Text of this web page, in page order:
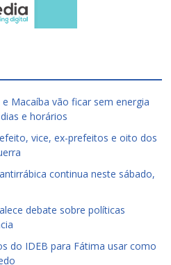
Macaíba vão ficar sem energia
e horários
vice, ex-prefeitos e oito dos
continua neste sábado,
debate sobre políticas
do IDEB para Fátima usar como